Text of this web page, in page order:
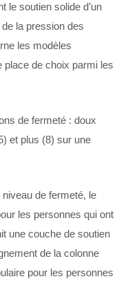
le soutien solide d’un
la pression des
les modèles
place de choix parmi les
de fermeté : doux
et plus (8) sur une
de fermeté, le
les personnes qui ont
une couche de soutien
de la colonne
pour les personnes